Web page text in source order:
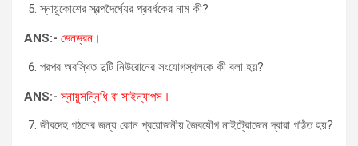
স্নায়ুকোশের স্বল্পদৈর্ঘ্যের প্রবর্ধকের নাম কী?
ANS:- ডেনড্রন।
পরপর অবস্থিত দুটি নিউরোনের সংযোগস্থলকে কী বলা হয়?
ANS:- স্নায়ুসন্নিধি বা সাইন্যাপস।
জীবদেহ গঠনের জন্য কোন প্রয়োজনীয় জৈবযৌগ নাইট্রোজেন দ্বারা গঠিত হয়?